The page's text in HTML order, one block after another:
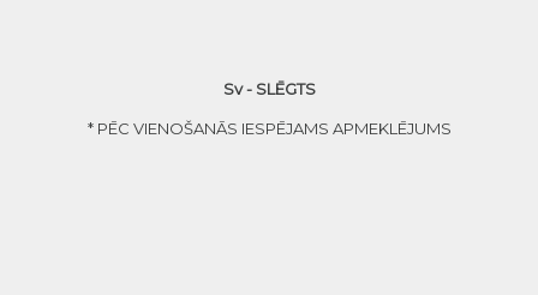
Sv - SLĒGTS
* PĒC VIENOŠANĀS IESPĒJAMS APMEKLĒJUMS